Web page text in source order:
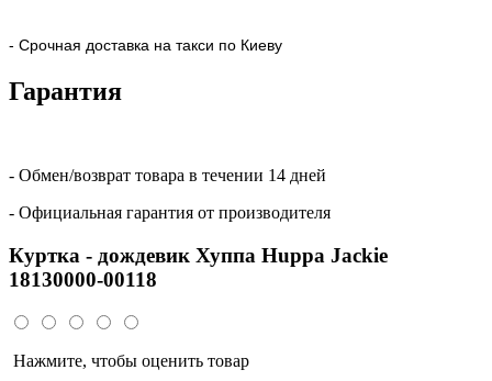
- Срочная доставка на такси по Киеву
Гарантия
- Обмен/возврат товара в течении 14 дней
- Официальная гарантия от производителя
Куртка - дождевик Хуппа Huppa Jackie
18130000-00118
Нажмите, чтобы оценить товар